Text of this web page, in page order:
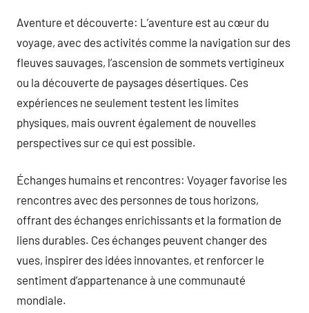
Aventure et découverte: L’aventure est au cœur du
voyage, avec des activités comme la navigation sur des
fleuves sauvages, l’ascension de sommets vertigineux
ou la découverte de paysages désertiques. Ces
expériences ne seulement testent les limites
physiques, mais ouvrent également de nouvelles
perspectives sur ce qui est possible.
Échanges humains et rencontres: Voyager favorise les
rencontres avec des personnes de tous horizons,
offrant des échanges enrichissants et la formation de
liens durables. Ces échanges peuvent changer des
vues, inspirer des idées innovantes, et renforcer le
sentiment d’appartenance à une communauté
mondiale.